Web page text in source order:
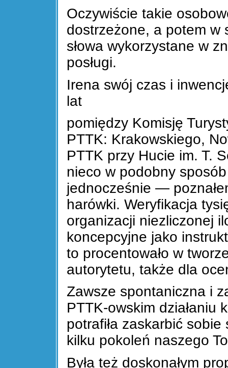
Oczywiście takie
dostrzeżone, a potem w
słowa wykorzystane w
posługi.
Irena swój czas i
lat
pomiędzy Komisję
PTTK: Krakowskiego,
PTTK przy Hucie im. T.
nieco w podobny
jednocześnie —
harówki. Weryfikacja
organizacji niezliczonej
koncepcyjne jako
to procentowało w
autorytetu, także dla
Zawsze spontaniczna i
PTTK-owskim działaniu
potrafiła zaskarbić
kilku pokoleń naszego
Była też doskonałym